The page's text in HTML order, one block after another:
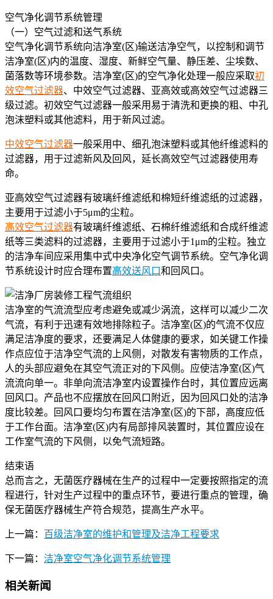
空气净化调节系统管理
（一）空气过滤和送气系统
空气净化调节系统向洁净室(区)输送洁净空气，以控制和调节
洁净室(区)内的温度、湿度、新鲜空气量、静压差、尘埃数、
菌落数等环境参数。洁净室(区)的空气净化处理一般应采取初
效空气过滤器、中效空气过滤器、亚高效或高效空气过滤器三
级过滤。初效空气过滤器一般采用易于清洗和更换的粗、中孔
泡沫塑料或其他滤料，用于新风过滤。
中效空气过滤器一般采用中、细孔泡沫塑料或其他纤维滤料的
过滤器，用于过滤新风及回风，延长高效空气过滤器使用寿
命。
亚高效空气过滤器有玻璃纤维滤纸和棉短纤维滤纸的过滤器，
主要用于过滤小于5μm的尘粒。
高效空气过滤器有玻璃纤维滤纸、石棉纤维滤纸和合成纤维滤
纸等三类滤料的过滤器，主要用于过滤小于1μm的尘粒。独立
的洁净车间应采用集中式中央净化空气调节系统。空气净化调
节系统设计时应合理布置高效送风口和回风口。
气流组织
洁净室的气流流型应考虑避免或减少涡流，这样可以减少二次
气流，有利于迅速有效地排除粒子。洁净室(区)的气流不仅应
满足洁净度的要求，还要满足人体健康的要求，如关键工作操
作点应位于洁净空气流的上风侧，对散发有害物质的工作点，
人的头部应避免在其空气流正对的下风侧。应使洁净室(区)气
流流向单一。非单向流洁净室内设置操作台时，其位置应远离
回风口。产品也不应摆放在回风口附近，因为回风口处的洁净
度比较差。回风口要均匀布置在洁净室(区)的下部，高度应低
于工作台面。洁净室(区)内有局部排风装置时，其位置应设在
工作室气流的下风侧，以免气流短路。
结束语
总而言之，无菌医疗器械在生产的过程中一定要按照指定的流
程进行，针对生产过程中的重点环节，要进行重点的管理，确
保无菌医疗器械生产符合规范，提高生产水平。
上一篇： 百级洁净室的维护和管理及洁净工程要求
下一篇： 洁净室空气净化调节系统管理
相关新闻